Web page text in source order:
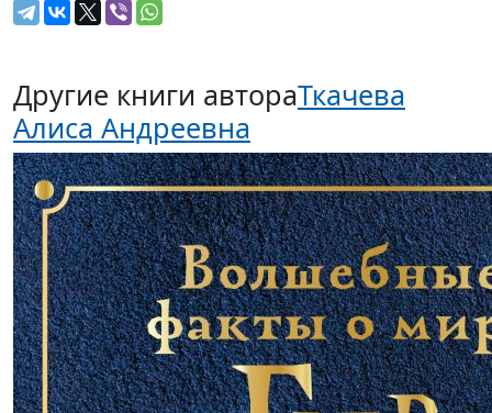
Другие книги автораТкачева
Алиса Андреевна